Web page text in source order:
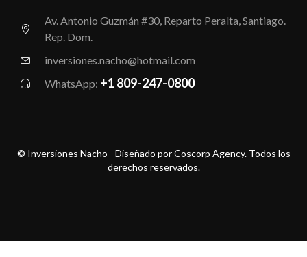
Av. Antonio Guzmán #30, Reparto Peralta, Santiago.
Rep. Dom.
inversiones.nacho@hotmail.com
WhatsApp: +1 809-247-0800
© Inversiones Nacho - Diseñado por Coscorp Agency. Todos los
derechos reservados.